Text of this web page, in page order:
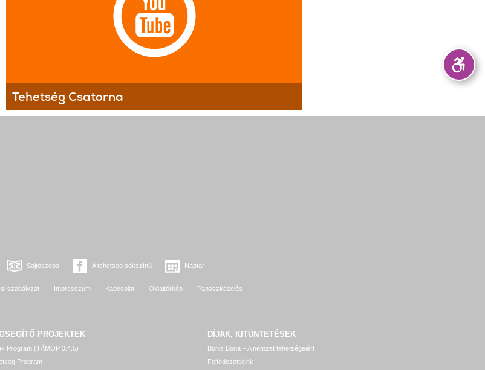
Tehetség Csatorna
Sajtószoba A tehetség sokszínű Naptár
szabályzat Impresszum Kapcsolat Oldaltérkép Panaszkezelés
PROJEKTEK
Program (TÁMOP 3.4.5)
Program
DÍJAK, KITÜNTETÉSEK
Bonis Bona – A nemzet tehetségeiért
Felfedezettjeink